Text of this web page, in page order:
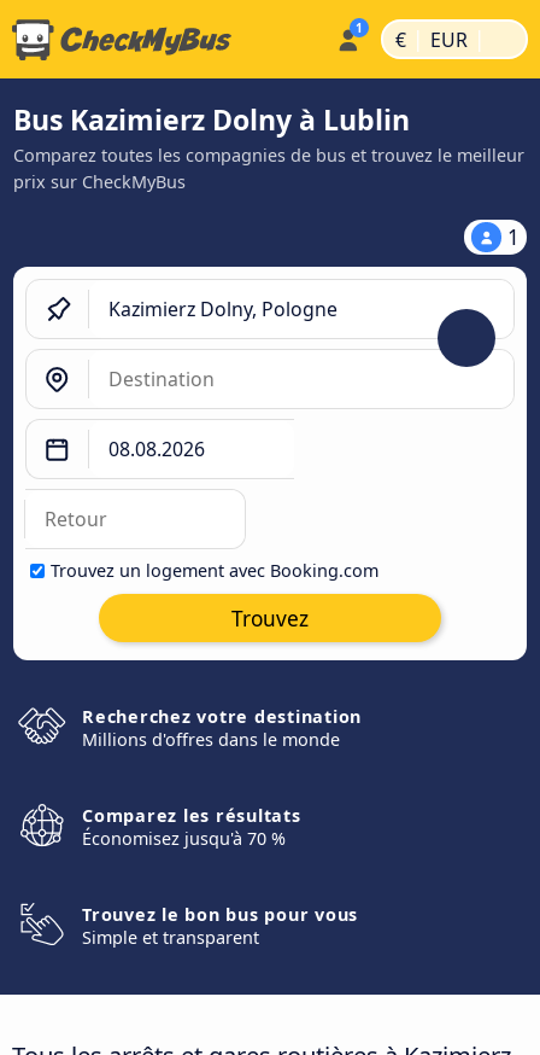
€ | EUR |
Bus Kazimierz Dolny à Lublin
Comparez toutes les compagnies de bus et trouvez le meilleur
prix sur CheckMyBus
1
Trouvez un logement avec Booking.com
Trouvez
Recherchez votre destination
Millions d'offres dans le monde
Comparez les résultats
Économisez jusqu'à 70 %
Trouvez le bon bus pour vous
Simple et transparent